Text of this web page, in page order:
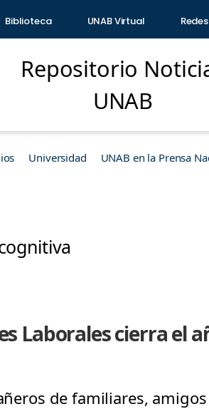
Biblioteca UNAB Virtual
Repositorio
UNAB
Universidad UNAB en la Prensa
Laborales cierra el
de familiares,